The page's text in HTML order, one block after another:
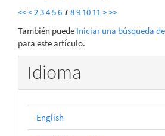
<<<234567 89 10 11 >>>
También puede Iniciar una búsqueda
para este artículo.
Idioma
English